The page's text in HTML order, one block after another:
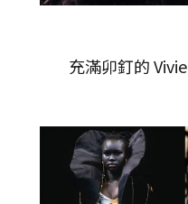
充滿卯釘的